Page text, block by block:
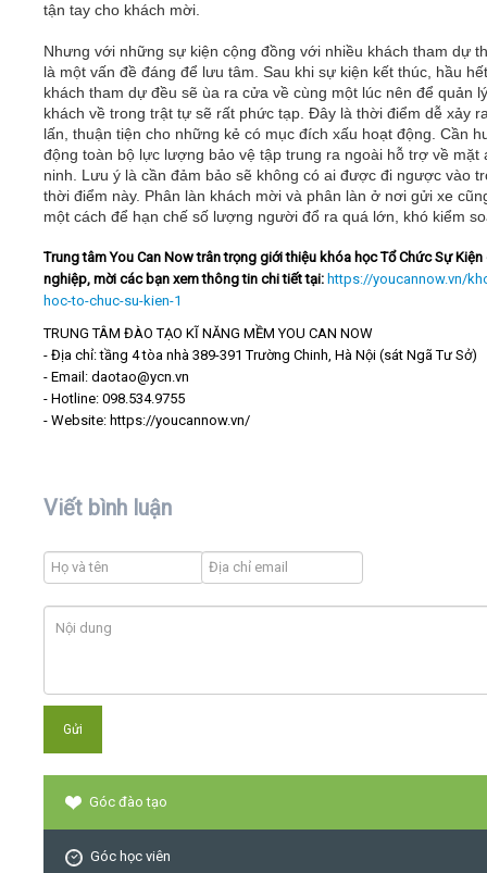
tận tay cho khách mời.
Nhưng với những sự kiện cộng đồng với nhiều khách tham dự
là một vấn đề đáng để lưu tâm. Sau khi sự kiện kết thúc, hầu
khách tham dự đều sẽ ùa ra cửa về cùng một lúc nên để quản lý
khách về trong trật tự sẽ rất phức tạp. Đây là thời điểm dễ xảy
lấn, thuận tiện cho những kẻ có mục đích xấu hoạt động. Cần
động toàn bộ lực lượng bảo vệ tập trung ra ngoài hỗ trợ về mặt
ninh. Lưu ý là cần đảm bảo sẽ không có ai được đi ngược vào
thời điểm này. Phân làn khách mời và phân làn ở nơi gửi xe
một cách để hạn chế số lượng người đổ ra quá lớn, khó kiểm
Trung tâm You Can Now trân trọng giới thiệu khóa học Tổ Chức Sự Kiện
nghiệp, mời các bạn xem thông tin chi tiết tại: https://youcannow.vn/
hoc-to-chuc-su-kien-1
TRUNG TÂM ĐÀO TẠO KĨ NĂNG MỀM YOU CAN NOW
- Địa chỉ: tầng 4 tòa nhà 389-391 Trường Chinh, Hà Nội (sát Ngã Tư Sở)
- Email: daotao@ycn.vn
- Hotline: 098.534.9755
- Website: https://youcannow.vn/
Viết bình luận
Góc đào tạo
Góc học viên